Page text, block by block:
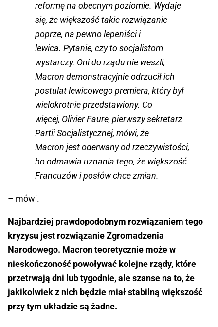
reformę na obecnym poziomie. Wydaje
się, że większość takie rozwiązanie
poprze, na pewno lepeniści i
lewica. Pytanie, czy to socjalistom
wystarczy. Oni do rządu nie weszli,
Macron demonstracyjnie odrzucił ich
postulat lewicowego premiera, który był
wielokrotnie przedstawiony. Co
więcej, Olivier Faure, pierwszy sekretarz
Partii Socjalistycznej, mówi, że
Macron jest oderwany od rzeczywistości,
bo odmawia uznania tego, że większość
Francuzów i posłów chce zmian.
– mówi.
Najbardziej prawdopodobnym rozwiązaniem tego
kryzysu jest rozwiązanie Zgromadzenia
Narodowego. Macron teoretycznie może w
nieskończoność powoływać kolejne rządy, które
przetrwają dni lub tygodnie, ale szanse na to, że
jakikolwiek z nich będzie miał stabilną większość
przy tym układzie są żadne.